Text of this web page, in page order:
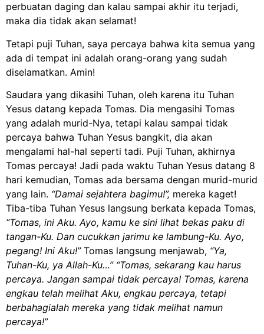
perbuatan daging dan kalau sampai akhir itu terjadi,
maka dia tidak akan selamat!
Tetapi puji Tuhan, saya percaya bahwa kita semua yang
ada di tempat ini adalah orang-orang yang sudah
diselamatkan. Amin!
Saudara yang dikasihi Tuhan, oleh karena itu Tuhan
Yesus datang kepada Tomas. Dia mengasihi Tomas
yang adalah murid-Nya, tetapi kalau sampai tidak
percaya bahwa Tuhan Yesus bangkit, dia akan
mengalami hal-hal seperti tadi. Puji Tuhan, akhirnya
Tomas percaya! Jadi pada waktu Tuhan Yesus datang 8
hari kemudian, Tomas ada bersama dengan murid-murid
yang lain. “Damai sejahtera bagimu!”, mereka kaget!
Tiba-tiba Tuhan Yesus langsung berkata kepada Tomas,
“Tomas, ini Aku. Ayo, kamu ke sini lihat bekas paku di
tangan-Ku. Dan cucukkan jarimu ke lambung-Ku. Ayo,
pegang! Ini Aku!” Tomas langsung menjawab, “Ya,
Tuhan-Ku, ya Allah-Ku…” “Tomas, sekarang kau harus
percaya. Jangan sampai tidak percaya! Tomas, karena
engkau telah melihat Aku, engkau percaya, tetapi
berbahagialah mereka yang tidak melihat namun
percaya!”